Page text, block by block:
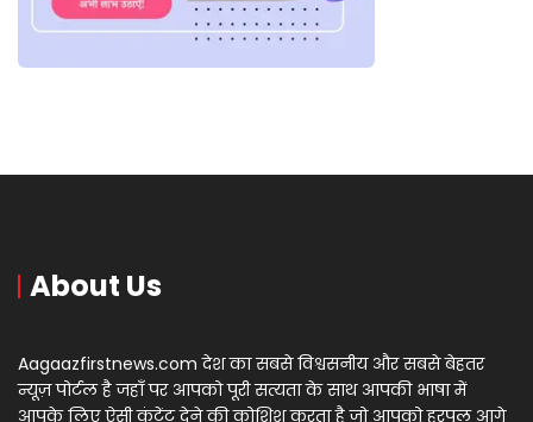
About Us
Aagaazfirstnews.com देश का सबसे विश्वसनीय और सबसे बेहतर
न्यूज़ पोर्टल है जहाँ पर आपको पूरी सत्यता के साथ आपकी भाषा में
आपके लिए ऐसी कंटेंट देने की कोशिश करता है जो आपको हरपल आगे